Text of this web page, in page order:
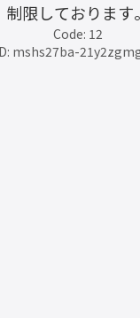
制限しております。
Code: 12
mshs27ba-